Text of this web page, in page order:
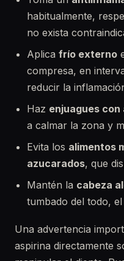
habitualmente,
no exista
Aplica frío externo
compresa, en
reducir la
Haz enjuagues con
a calmar la zona y
Evita los alimentos
azucarados, que
Mantén la cabeza
tumbado del todo,
Una advertencia
aspirina directamente